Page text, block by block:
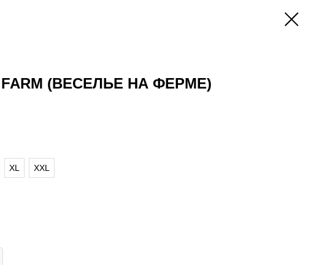
FARM (ВЕСЕЛЬЕ НА ФЕРМЕ)
XL XXL